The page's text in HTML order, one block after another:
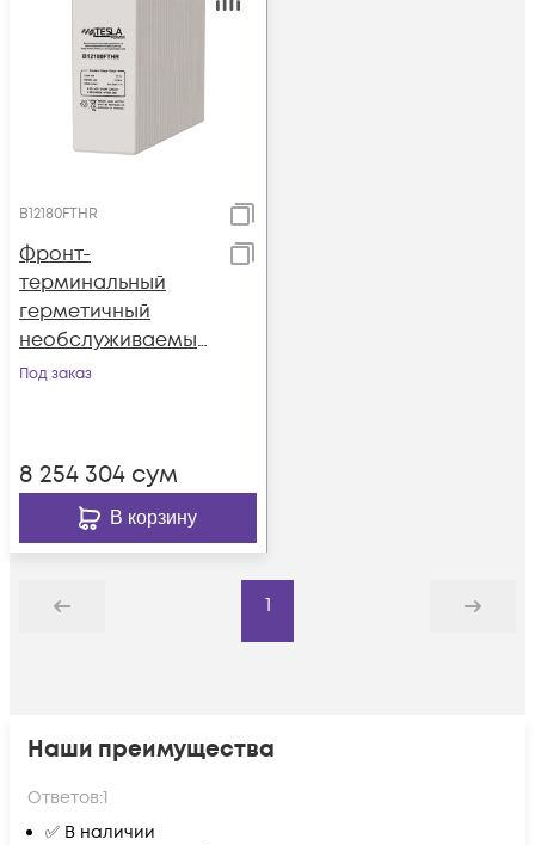
B12180FTHR
Фронт-
терминальный
герметичный
необслуживаемый
аккумулятор Tesla
Под заказ
8 254 304 сум
В корзину
Назад
1
Дальше
Наши преимущества
Ответов:1
✅ В наличии